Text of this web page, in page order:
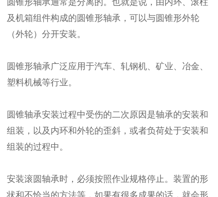
及机箱组件构成的圆锥形轴承，可以与圆锥形外轮
（外轮）分开安装。
圆锥形轴承广泛应用于汽车、轧钢机、矿业、冶金、
塑料机械等行业。
圆锥轴承安装过程中受伤的二次原因是轴承的安装和
组装，以及内环和外轮的歪斜，或者负荷处于安装和
组装的过程中。
安装滚圆轴承时，必须按照作业规格停止。装置的形
状和不恰当的方法等，如果有很多成果的话，就会形